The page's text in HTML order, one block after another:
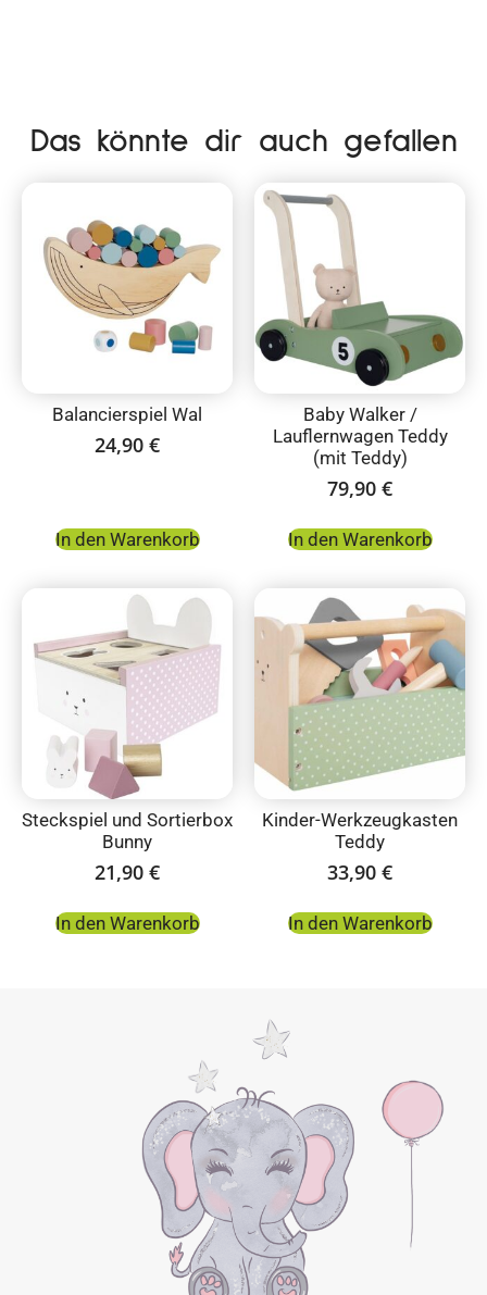
Das könnte dir auch gefallen
Balancierspiel Wal
24,90 €
In den Warenkorb
Baby Walker /
Lauflernwagen Teddy
(mit Teddy)
79,90 €
In den Warenkorb
Steckspiel und Sortierbox
Bunny
21,90 €
In den Warenkorb
Kinder-Werkzeugkasten
Teddy
33,90 €
In den Warenkorb